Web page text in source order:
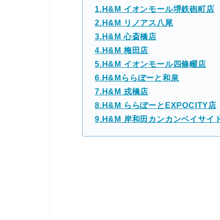
1.H&M イオンモール堺鉄砲町店
2.H&M リノアス八尾
3.H&M 心斎橋店
4.H&M 梅田店
5.H&M イオンモール四條畷店
6.H&Mららぽーと和泉
7.H&M 戎橋店
8.H&M ららぽーとEXPOCITY店
9.H&M 岸和田カンカンベイサイ